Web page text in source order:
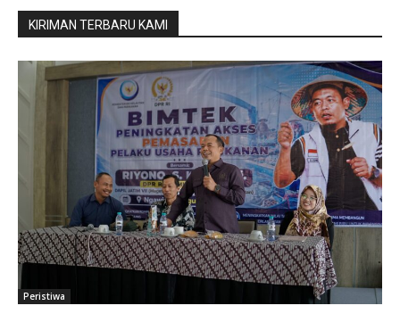
KIRIMAN TERBARU KAMI
Peristiwa